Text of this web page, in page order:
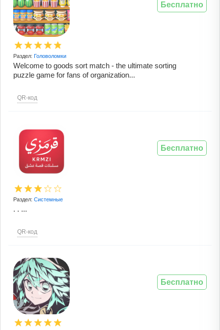
Раздел: Головоломки
Welcome to goods sort match - the ultimate sorting
puzzle game for fans of organization...
QR-код
Бесплатно
Раздел: Системные
. . ...
QR-код
Бесплатно
Бесплатно